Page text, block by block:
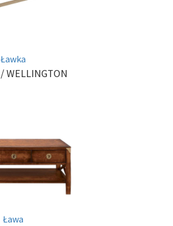
Ławka
/ WELLINGTON
Ława